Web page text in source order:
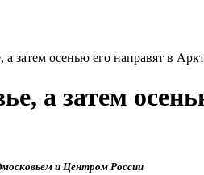
затем осенью его направят в
а затем
и Центром России